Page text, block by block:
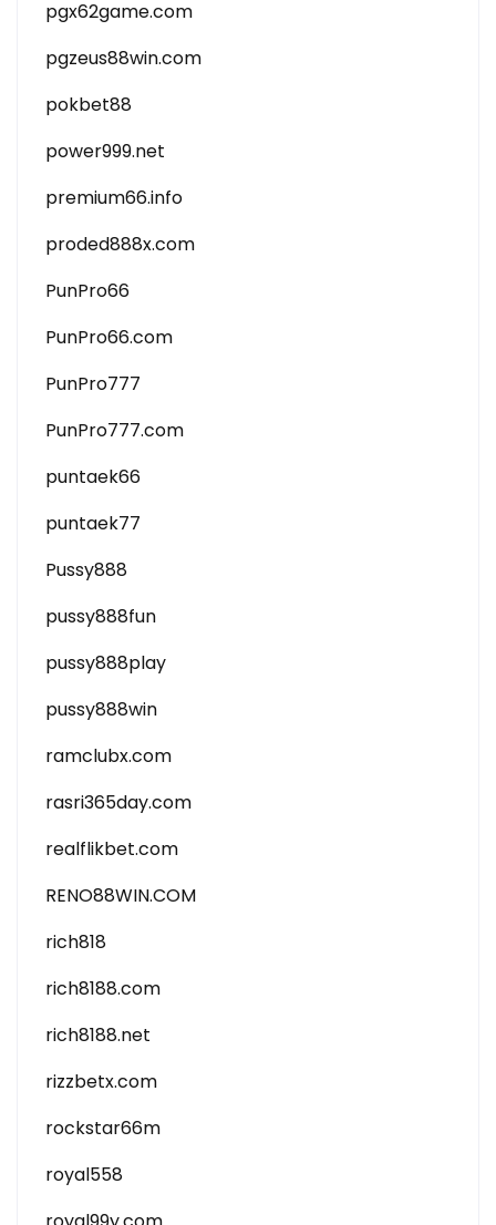
pgx62game.com
pgzeus88win.com
pokbet88
power999.net
premium66.info
proded888x.com
PunPro66
PunPro66.com
PunPro777
PunPro777.com
puntaek66
puntaek77
Pussy888
pussy888fun
pussy888play
pussy888win
ramclubx.com
rasri365day.com
realflikbet.com
RENO88WIN.COM
rich818
rich8188.com
rich8188.net
rizzbetx.com
rockstar66m
royal558